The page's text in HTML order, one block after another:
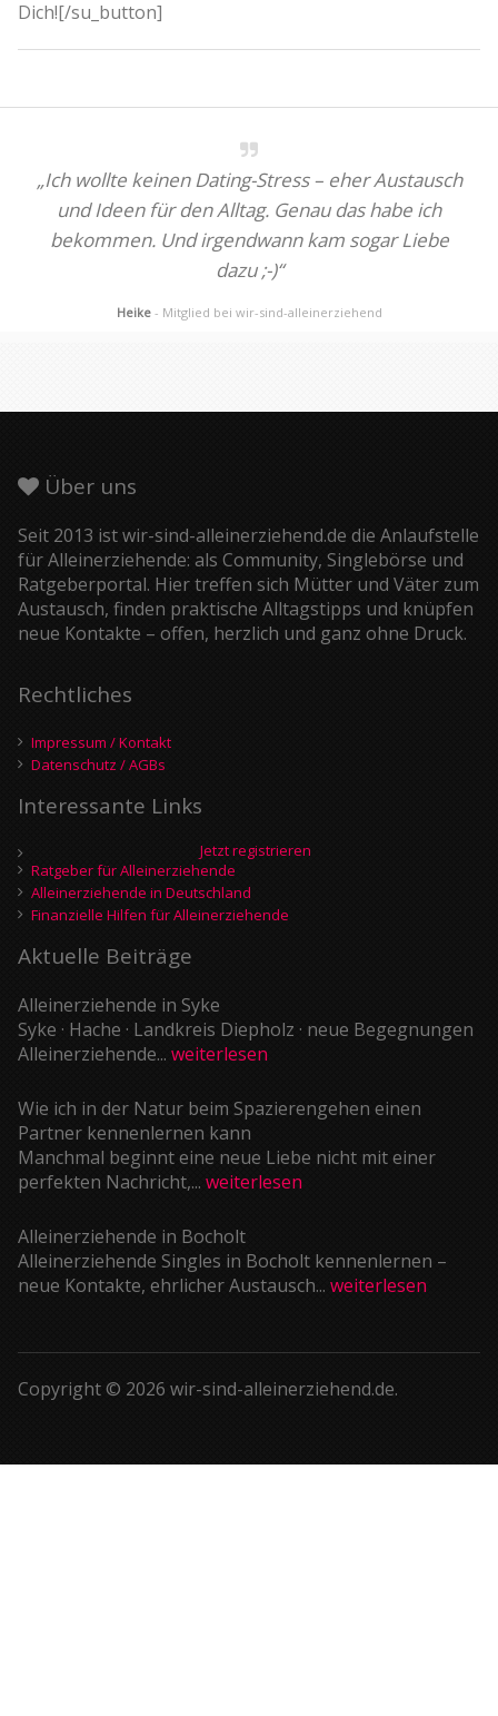
Dich![/su_button]
„Ich wollte keinen Dating-Stress – eher Austausch
und Ideen für den Alltag. Genau das habe ich
bekommen. Und irgendwann kam sogar Liebe
dazu ;-)“
Heike - Mitglied bei wir-sind-alleinerziehend
Über uns
Seit 2013 ist wir-sind-alleinerziehend.de die Anlaufstelle
für Alleinerziehende: als Community, Singlebörse und
Ratgeberportal. Hier treffen sich Mütter und Väter zum
Austausch, finden praktische Alltagstipps und knüpfen
neue Kontakte – offen, herzlich und ganz ohne Druck.
Rechtliches
Impressum / Kontakt
Datenschutz / AGBs
Interessante Links
Jetzt registrieren
Ratgeber für Alleinerziehende
Alleinerziehende in Deutschland
Finanzielle Hilfen für Alleinerziehende
Aktuelle Beiträge
Alleinerziehende in Syke
Syke · Hache · Landkreis Diepholz · neue Begegnungen
Alleinerziehende... weiterlesen
Wie ich in der Natur beim Spazierengehen einen
Partner kennenlernen kann
Manchmal beginnt eine neue Liebe nicht mit einer
perfekten Nachricht,... weiterlesen
Alleinerziehende in Bocholt
Alleinerziehende Singles in Bocholt kennenlernen –
neue Kontakte, ehrlicher Austausch... weiterlesen
Copyright © 2026 wir-sind-alleinerziehend.de.